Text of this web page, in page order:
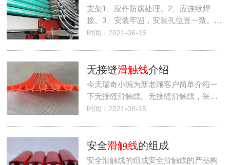
支架1、应作防腐处理。2、应连续焊
接。3、安装牢固，安装孔位置一致。…
时间：2021-06-15
无接缝滑触线介绍
今天瑞奇小编为新老顾客户简单介绍一
下无接缝滑触线。无接缝滑触线，采…
时间：2021-06-15
安全滑触线的组成
安全滑触线的组成安全滑触线的产品构